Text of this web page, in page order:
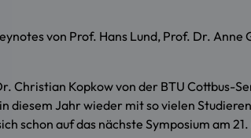
von Prof. Hans Lund, Prof. Dr.
Christian Kopkow von der BTU Cottbus-
diesem Jahr wieder mit so vielen
schon auf das nächste Symposium am